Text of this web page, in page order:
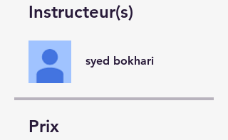
Instructeur(s)
syed bokhari
Prix